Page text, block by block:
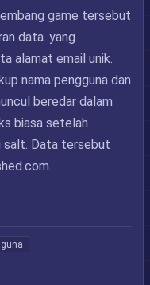
game tersebut
data. yang
alamat email unik.
nama pengguna dan
beredar dalam
biasa setelah
salt. Data tersebut